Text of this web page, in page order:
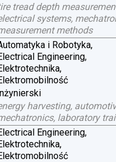
tread depth
systems,
methods
i Robotyka,
Engineering,
harvesting,
laboratory
Engineering,